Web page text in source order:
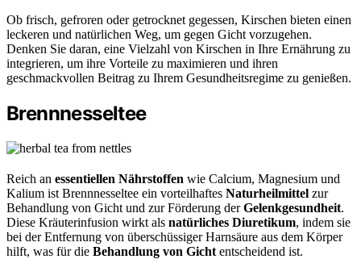
Ob frisch, gefroren oder getrocknet gegessen, Kirschen bieten einen
leckeren und natürlichen Weg, um gegen Gicht vorzugehen.
Denken Sie daran, eine Vielzahl von Kirschen in Ihre Ernährung zu
integrieren, um ihre Vorteile zu maximieren und ihren
geschmackvollen Beitrag zu Ihrem Gesundheitsregime zu genießen.
Brennnesseltee
Reich an essentiellen Nährstoffen wie Calcium, Magnesium und
Kalium ist Brennnesseltee ein vorteilhaftes Naturheilmittel zur
Behandlung von Gicht und zur Förderung derGelenkgesundheit.
Diese Kräuterinfusion wirkt als natürliches Diuretikum, indem sie
bei der Entfernung von überschüssiger Harnsäure aus dem Körper
hilft, was für die Behandlung von Gicht entscheidend ist.